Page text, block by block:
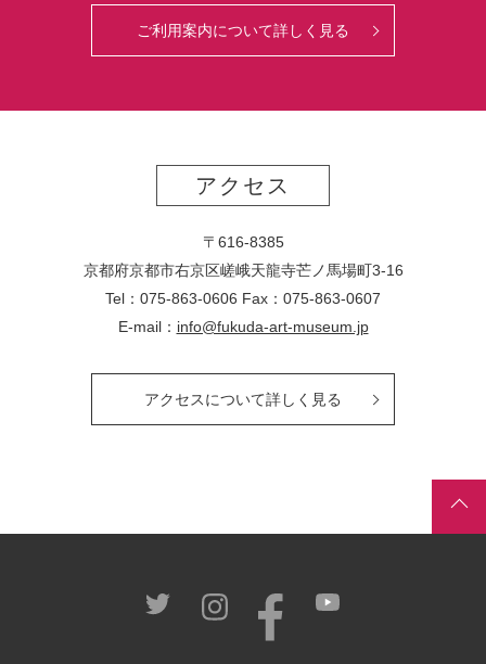
ご利用案内について詳しく見る
アクセス
〒616-8385
京都府京都市右京区嵯峨天龍寺芒ノ馬場町3-16
Tel：075-863-0606 Fax：075-863-0607
E-mail： info@fukuda-art-museum.jp
アクセスについて詳しく見る